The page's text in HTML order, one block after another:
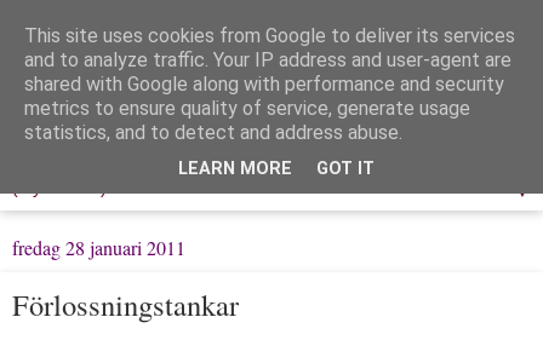
Löpning & Livet
Mitt liv, mina tankar & min träning
▼
fredag 28 januari 2011
Förlossningstankar
This site uses cookies from Google to deliver its services
and to analyze traffic. Your IP address and user-agent are
shared with Google along with performance and security
metrics to ensure quality of service, generate usage
statistics, and to detect and address abuse.
LEARN MORE GOT IT